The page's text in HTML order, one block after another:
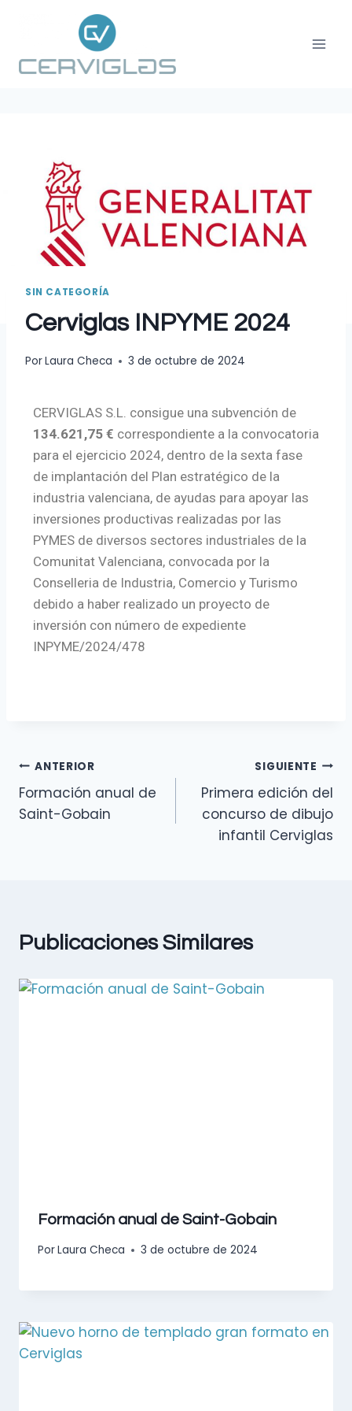
SIN CATEGORÍA
Cerviglas INPYME 2024
PorLaura Checa 3 de octubre de 2024
CERVIGLAS S.L. consigue una subvención de
134.621,75 € correspondiente a la convocatoria
para el ejercicio 2024, dentro de la sexta fase
de implantación del Plan estratégico de la
industria valenciana, de ayudas para apoyar las
inversiones productivas realizadas por las
PYMES de diversos sectores industriales de la
Comunitat Valenciana, convocada por la
Conselleria de Industria, Comercio y Turismo
debido a haber realizado un proyecto de
inversión con número de expediente
INPYME/2024/478
ANTERIOR
Formación anual de
Saint-Gobain
SIGUIENTE
Primera edición del
concurso de dibujo
infantil Cerviglas
Publicaciones Similares
Formación anual de Saint-Gobain
PorLaura Checa 3 de octubre de 2024